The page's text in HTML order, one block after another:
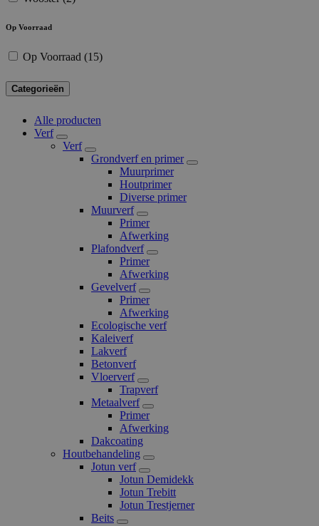
Op Voorraad
Op Voorraad (15)
Categorieën
Alle producten
Verf
Verf
Grondverf en primer
Muurprimer
Houtprimer
Diverse primer
Muurverf
Primer
Afwerking
Plafondverf
Primer
Afwerking
Gevelverf
Primer
Afwerking
Ecologische verf
Kaleiverf
Lakverf
Betonverf
Vloerverf
Trapverf
Metaalverf
Primer
Afwerking
Dakcoating
Houtbehandeling
Jotun verf
Jotun Demidekk
Jotun Trebitt
Jotun Trestjerner
Beits